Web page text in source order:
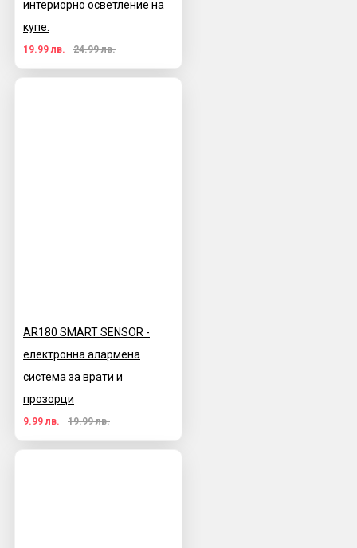
интериорно осветление на
купе.
19.99 лв. 24.99 лв.
AR180 SMART SENSOR -
електронна алармена
система за врати и
прозорци
9.99 лв. 19.99 лв.